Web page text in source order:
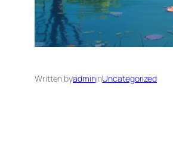
Written byadmininUncategorized